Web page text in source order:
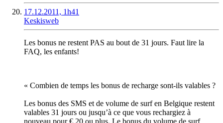
17.12.2011, 1h41
Keskisweb
Les bonus ne restent PAS au bout de 31 jours. Faut lire la
FAQ, les enfants!
« Combien de temps les bonus de recharge sont-ils valables ?
Les bonus des SMS et de volume de surf en Belgique restent
valables 31 jours ou jusqu’à ce que vous rechargiez à